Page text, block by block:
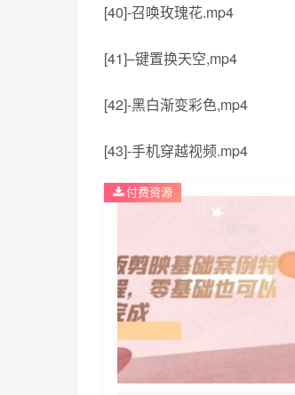
[40]-召唤玫瑰花.mp4
[41]–键置换天空,mp4
[42]-黑白渐变彩色,mp4
[43]-手机穿越视频.mp4
付费资源